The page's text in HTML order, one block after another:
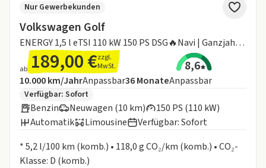
Volkswagen Golf
ENERGY 1,5 l eTSI 110 kW 150 PS DSG🔥Navi | Ganzjahresreifen | SOFORT VERFÜGBAR🚗
Nur Gewerbekunden
ab 189,00 €zzgl.
MwSt.
8,6
Angebotsdetails:
Inklusive Laufleistung
10.000 km/JahrAnpassbarLaufzeit
36MonateAnpassbar
Zusätzliche Fahrzeuginformationen:
Verfügbar: Sofort
Benzin Neuwagen (10 km)
150 PS (110 kW)
Automatik
Limousine
Verfügbar: Sofort
* 5,2 l/100 km (komb.) • 118,0 g CO₂/km (komb.) • CO₂-
Klasse: D (komb.)